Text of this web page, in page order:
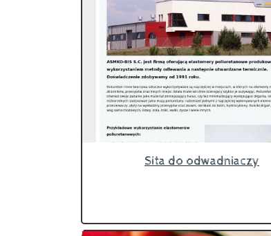
Sita do odwadniaczy